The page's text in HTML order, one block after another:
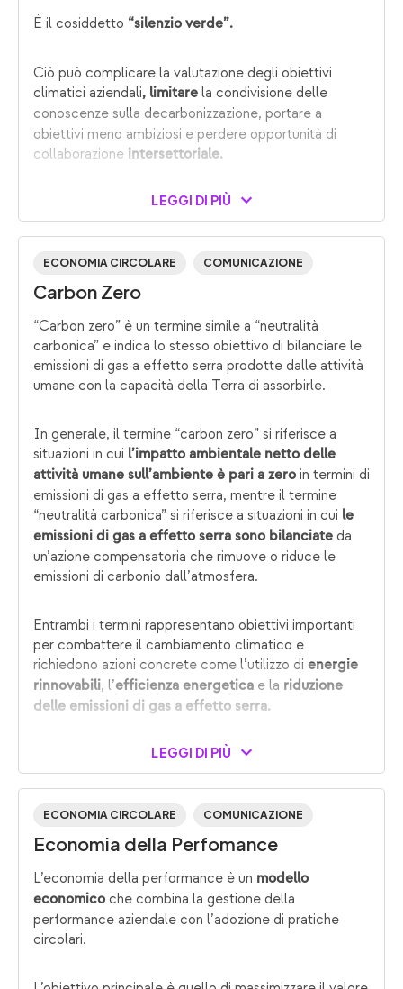
È il cosiddetto “silenzio verde”.
Ciò può complicare la valutazione degli obiettivi
climatici aziendali, limitare la condivisione delle
conoscenze sulla decarbonizzazione, portare a
obiettivi meno ambiziosi e perdere opportunità di
collaborazione intersettoriale.
LEGGI DI PIÙ
ECONOMIA CIRCOLARE COMUNICAZIONE
Carbon Zero
“Carbon zero” è un termine simile a “neutralità
carbonica” e indica lo stesso obiettivo di bilanciare le
emissioni di gas a effetto serra prodotte dalle attività
umane con la capacità della Terra di assorbirle.
In generale, il termine “carbon zero” si riferisce a
situazioni in cui l’impatto ambientale netto delle
attività umane sull’ambiente è pari a zero in termini di
emissioni di gas a effetto serra, mentre il termine
“neutralità carbonica” si riferisce a situazioni in cui le
emissioni di gas a effetto serra sono bilanciate da
un’azione compensatoria che rimuove o riduce le
emissioni di carbonio dall’atmosfera.
Entrambi i termini rappresentano obiettivi importanti
per combattere il cambiamento climatico e
richiedono azioni concrete come l’utilizzo di energie
rinnovabili, l’efficienza energetica e la riduzione
delle emissioni di gas a effetto serra.
LEGGI DI PIÙ
ECONOMIA CIRCOLARE COMUNICAZIONE
Economia della Perfomance
L’economia della performance è un modello
economico che combina la gestione della
performance aziendale con l’adozione di pratiche
circolari.